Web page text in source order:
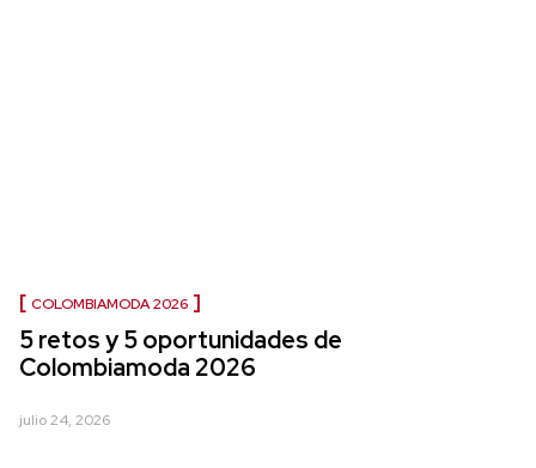
COLOMBIAMODA 2026
5 retos y 5 oportunidades de
Colombiamoda 2026
julio 24, 2026